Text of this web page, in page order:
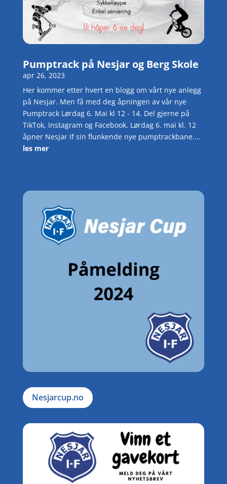
Pumptrack på Nesjar og Berg Skole
apr 26, 2023
Her kommer etter hvert en blogg om vårt nye anlegg
på Nesjar. Men få med deg åpningen av vår nye
Pumptrack Lørdag 6. Mai kl 12 - 14. Del gjerne på
TikTok, Instagram og Facebook. Lørdag 6. mai kl. 12
åpner Nesjar If sin flunkende nye pumptrackbane....
les mer
Nesjarcup.no